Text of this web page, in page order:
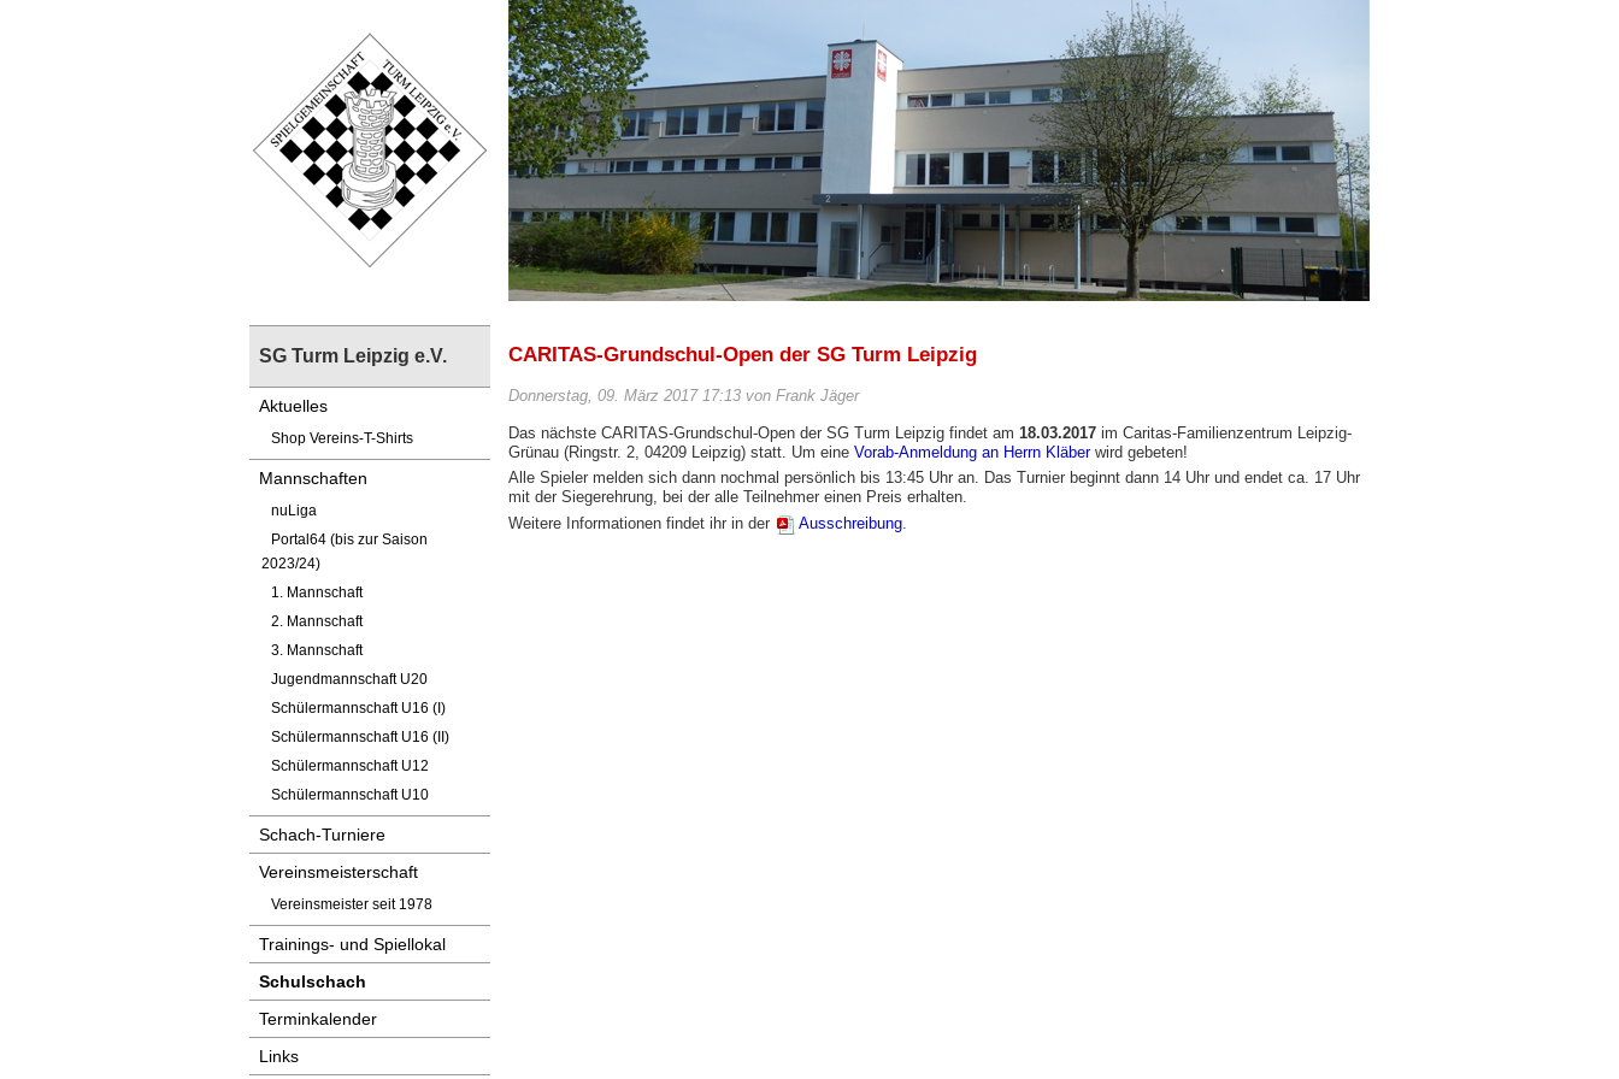
SG Turm Leipzig e.V.
Aktuelles
Shop Vereins-T-Shirts
Mannschaften
nuLiga
Portal64 (bis zur Saison
2023/24)
1. Mannschaft
2. Mannschaft
3. Mannschaft
Jugendmannschaft U20
Schülermannschaft U16 (I)
Schülermannschaft U16 (II)
Schülermannschaft U12
Schülermannschaft U10
Schach-Turniere
Vereinsmeisterschaft
Vereinsmeister seit 1978
Trainings- und Spiellokal
Schulschach
Terminkalender
Links
CARITAS-Grundschul-Open der SG Turm Leipzig
Donnerstag, 09. März 2017 17:13 von Frank Jäger
Das nächste CARITAS-Grundschul-Open der SG Turm Leipzig findet am 18.03.2017 im Caritas-Familienzentrum Leipzig-
Grünau (Ringstr. 2, 04209 Leipzig) statt. Um eine Vorab-Anmeldung an Herrn Kläberwird gebeten!
Alle Spieler melden sich dann nochmal persönlich bis 13:45 Uhr an. Das Turnier beginnt dann 14 Uhr und endet ca. 17 Uhr
mit der Siegerehrung, bei der alle Teilnehmer einen Preis erhalten.
Weitere Informationen findet ihr in der
Ausschreibung